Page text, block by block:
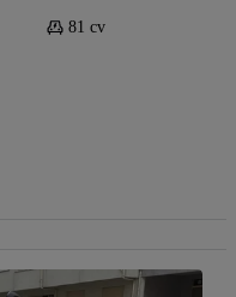
81 cv